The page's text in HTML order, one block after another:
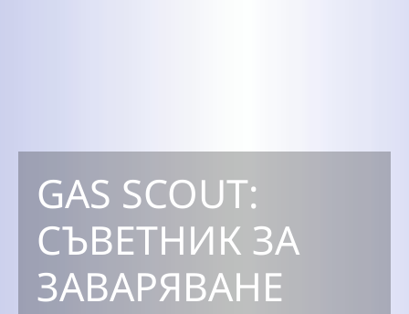
GAS SCOUT:
СЪВЕТНИК ЗА
ЗАВАРЯВАНЕ